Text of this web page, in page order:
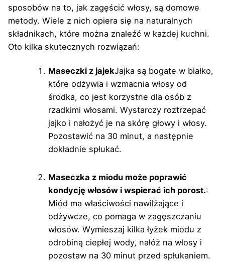
sposobów na to, jak zagęścić włosy, są domowe
metody. Wiele z nich opiera się na naturalnych
składnikach, które można znaleźć w każdej kuchni.
Oto kilka skutecznych rozwiązań:
Maseczki z jajekJajka są bogate w białko,
które odżywia i wzmacnia włosy od
środka, co jest korzystne dla osób z
rzadkimi włosami. Wystarczy roztrzepać
jajko i nałożyć je na skórę głowy i włosy.
Pozostawić na 30 minut, a następnie
dokładnie spłukać.
Maseczka z miodu może poprawić
kondycję włosów i wspierać ich porost.:
Miód ma właściwości nawilżające i
odżywcze, co pomaga w zagęszczaniu
włosów. Wymieszaj kilka łyżek miodu z
odrobiną ciepłej wody, nałóż na włosy i
pozostaw na 30 minut przed spłukaniem.